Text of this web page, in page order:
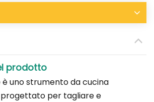
prodotto
uno strumento da cucina
per tagliare e